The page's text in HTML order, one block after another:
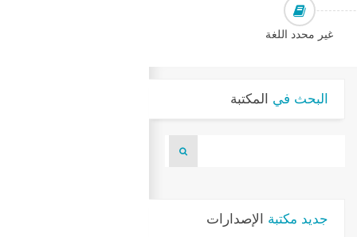
غير محدد اللغة
البحث في المكتبة
جديد مكتبة الإصدارات